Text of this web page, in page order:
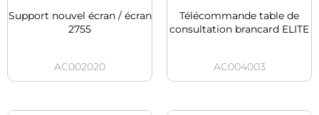
Support nouvel écran / écran
2755
AC002020
Télécommande table de
consultation brancard ELITE
AC004003